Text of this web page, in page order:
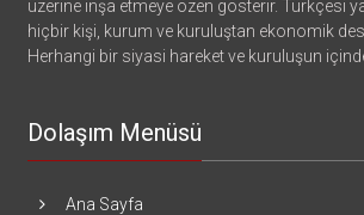
üzerine inşa etmeye özen gösterir. Türkçesi
hiçbir kişi, kurum ve kuruluştan ekonomik
Herhangi bir siyasi hareket ve kuruluşun
Dolaşım Menüsü
Ana Sayfa